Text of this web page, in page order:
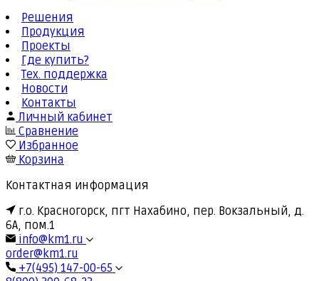
Решения
Продукция
Проекты
Где купить?
Тех. поддержка
Новости
Контакты
Личный кабинет
Сравнение
Избранное
Корзина
Контактная информация
г.о. Красногорск, пгт Нахабино, пер. Вокзальный, д.
6А, пом.1
info@km1.ru
order@km1.ru
+7(495) 147-00-65